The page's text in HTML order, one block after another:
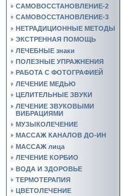
САМОВОССТАНОВЛЕНИЕ-2
САМОВОССТАНОВЛЕНИЕ-3
НЕТРАДИЦИОННЫЕ МЕТОДЫ
ЭКСТРЕННАЯ ПОМОЩЬ
ЛЕЧЕБНЫЕ знаки
ПОЛЕЗНЫЕ УПРАЖНЕНИЯ
РАБОТА С ФОТОГРАФИЕЙ
ЛЕЧЕНИЕ МЕДЬЮ
ЦЕЛИТЕЛЬНЫЕ ЗВУКИ
ЛЕЧЕНИЕ ЗВУКОВЫМИ
ВИБРАЦИЯМИ
МУЗЫКОЛЕЧЕНИЕ
МАССАЖ КАНАЛОВ ДО-ИН
МАССАЖ лица
ЛЕЧЕНИЕ КОРБИО
ВОДА И ЗДОРОВЬЕ
ТЕРМОТЕРАПИЯ
ЦВЕТОЛЕЧЕНИЕ